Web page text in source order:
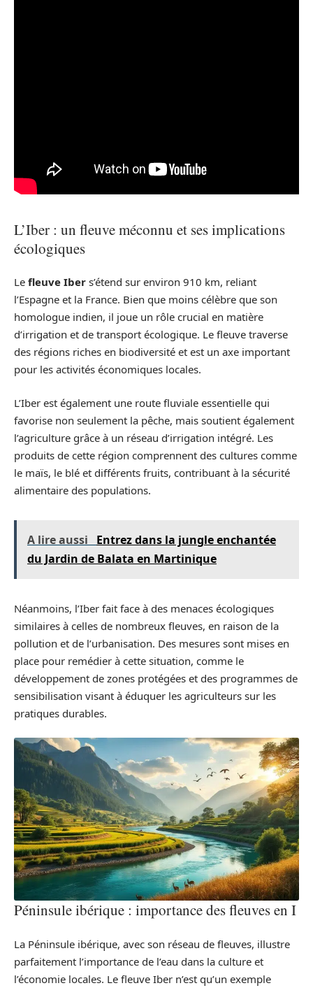
L’Iber : un fleuve méconnu et ses implications
écologiques
Le fleuve Iber s’étend sur environ 910 km, reliant
l’Espagne et la France. Bien que moins célèbre que son
homologue indien, il joue un rôle crucial en matière
d’irrigation et de transport écologique. Le fleuve traverse
des régions riches en biodiversité et est un axe important
pour les activités économiques locales.
L’Iber est également une route fluviale essentielle qui
favorise non seulement la pêche, mais soutient également
l’agriculture grâce à un réseau d’irrigation intégré. Les
produits de cette région comprennent des cultures comme
le maïs, le blé et différents fruits, contribuant à la sécurité
alimentaire des populations.
A lire aussi
Entrez dans la jungle enchantée
du Jardin de Balata en Martinique
Néanmoins, l’Iber fait face à des menaces écologiques
similaires à celles de nombreux fleuves, en raison de la
pollution et de l’urbanisation. Des mesures sont mises en
place pour remédier à cette situation, comme le
développement de zones protégées et des programmes de
sensibilisation visant à éduquer les agriculteurs sur les
pratiques durables.
Péninsule ibérique : importance des fleuves en I
La Péninsule ibérique, avec son réseau de fleuves, illustre
parfaitement l’importance de l’eau dans la culture et
l’économie locales. Le fleuve Iber n’est qu’un exemple